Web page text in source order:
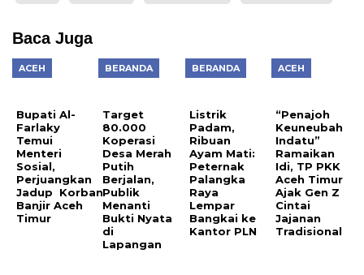
Baca Juga
ACEH
Bupati Al-
Farlaky
Temui
Menteri
Sosial,
Perjuangkan
Jadup Korban
Banjir Aceh
Timur
BERANDA
Target
80.000
Koperasi
Desa Merah
Putih
Berjalan,
Publik
Menanti
Bukti Nyata
di
Lapangan
BERANDA
Listrik
Padam,
Ribuan
Ayam Mati:
Peternak
Palangka
Raya
Lempar
Bangkai ke
Kantor PLN
ACEH
“Penajoh
Keuneubah
Indatu”
Ramaikan
Idi, TP PKK
Aceh Timur
Ajak Gen Z
Cintai
Jajanan
Tradisional